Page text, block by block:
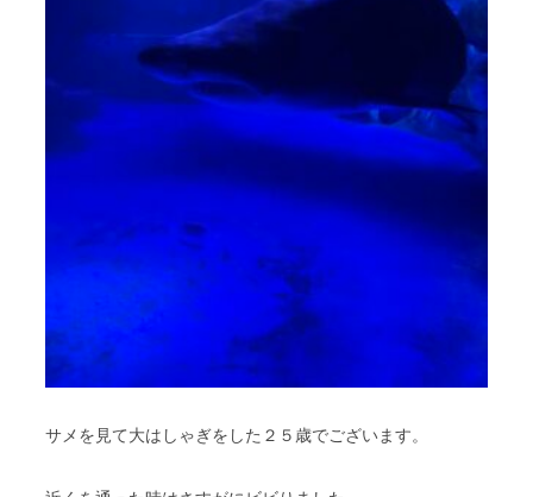
サメを見て大はしゃぎをした２５歳でございます。